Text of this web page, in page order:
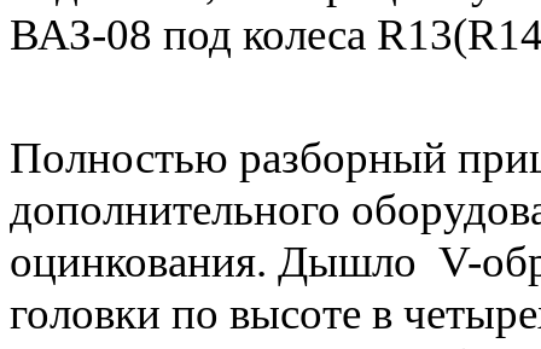
ВАЗ-08 под колеса
Полностью разборный
дополнительного
оцинкования. Дышло V-
головки по высоте в